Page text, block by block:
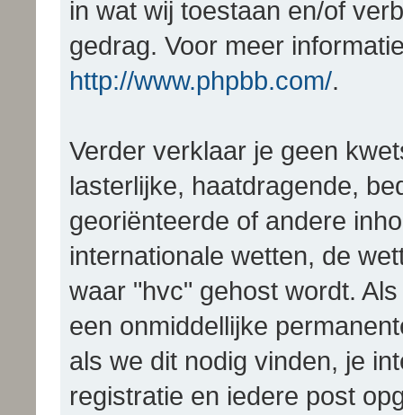
in wat wij toestaan en/of
gedrag. Voor meer
http://www.phpbb.com/.
Verder verklaar je geen
lasterlijke, haatdragende,
georiënteerde of andere
internationale wetten, de
waar "hvc" gehost wordt.
een onmiddellijke
als we dit nodig vinden, je
registratie en iedere post